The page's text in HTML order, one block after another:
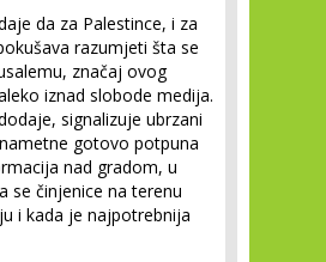
da za Palestince, i za
razumjeti šta se
značaj ovog
iznad slobode medija.
signalizuje ubrzani
gotovo potpuna
nad gradom, u
se činjenice na terenu
i kada je najpotrebnija